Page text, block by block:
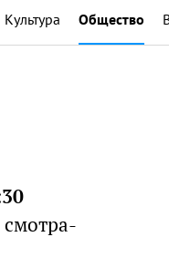
Культура Общество
смотра-